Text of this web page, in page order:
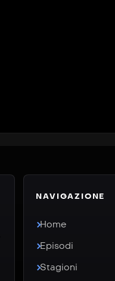
NAVIGAZIONE
Home
Episodi
Stagioni